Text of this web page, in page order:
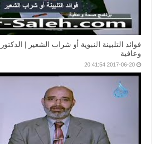
فوائد التلبينة النبوية أو شراب الشعير |
وعافية
2017-06-20 20:41:54